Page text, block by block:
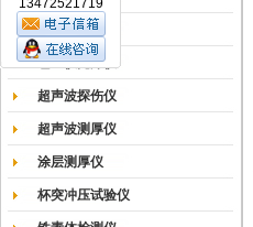
13472521719
耐磨试验机
色差仪光泽仪
超声波探伤仪
超声波测厚仪
涂层测厚仪
杯突冲压试验仪